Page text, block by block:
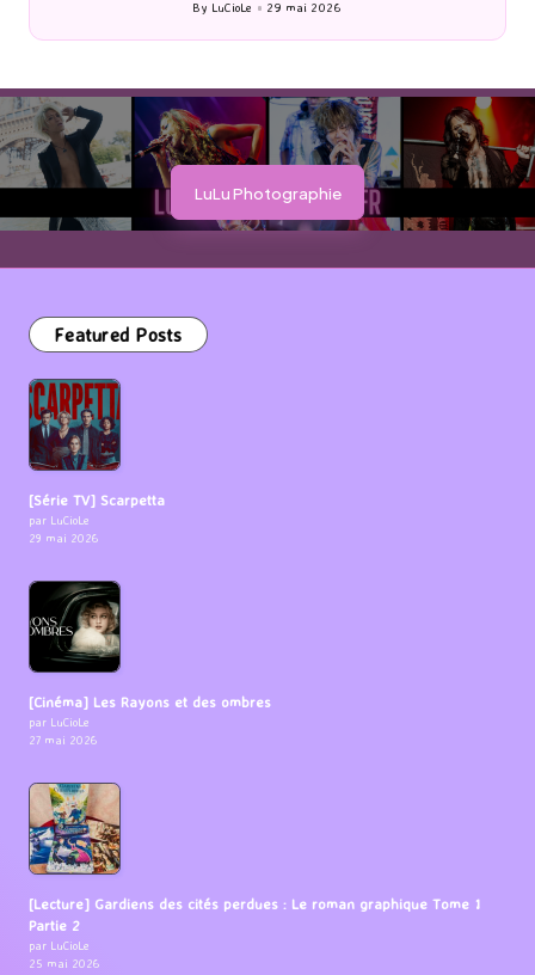
Posted
by
By LuCioLe 27 mai 2026
LuLu Photographie
Featured Posts
[Série TV] Scarpetta
par LuCioLe
29 mai 2026
[Cinéma] Les Rayons et des ombres
par LuCioLe
27 mai 2026
[Lecture] Gardiens des cités perdues : Le roman graphique Tome 1
Partie 2
par LuCioLe
25 mai 2026